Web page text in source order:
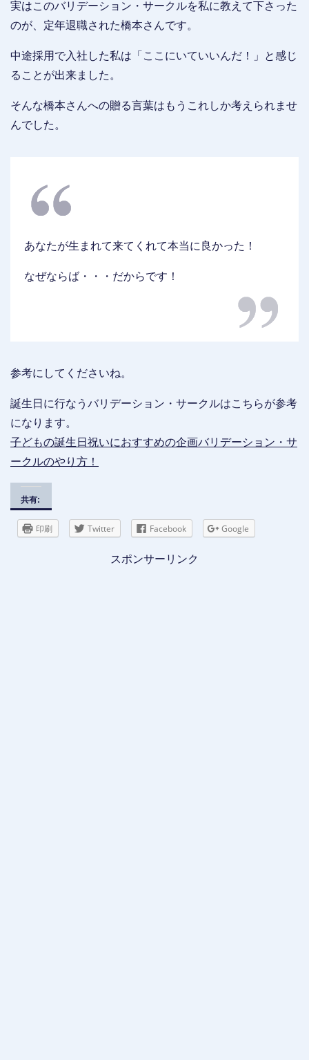
実はこのバリデーション・サークルを私に教えて下さった
のが、定年退職された橋本さんです。
中途採用で入社した私は「ここにいていいんだ！」と感じ
ることが出来ました。
そんな橋本さんへの贈る言葉はもうこれしか考えられませ
んでした。
あなたが生まれて来てくれて本当に良かった！
なぜならば・・・だからです！
参考にしてくださいね。
誕生日に行なうバリデーション・サークルはこちらが参考
になります。
子どもの誕生日祝いにおすすめの企画バリデーション・サ
ークルのやり方！
共有:
印刷 Twitter Facebook Google
スポンサーリンク